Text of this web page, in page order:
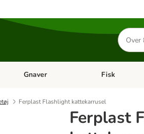
Søg
efter
Hund
Åben kategori menu: Kat
Gnaver Åben kategori
Fisk
Ferplast Flashlight kattekarrusel
Ferplast